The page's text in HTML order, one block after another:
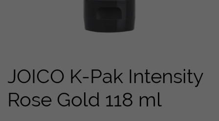
JOICO K-Pak Intensity
Rose Gold 118 ml